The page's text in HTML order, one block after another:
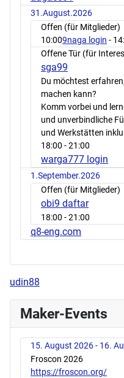
31.August.2026
Offen (für Mitglieder)
10:009naga login -
Offene Tür (für
sga99
Du möchtest
machen kann?
Komm vorbei und
und unverbindliche
und Werkstätten
18:00 - 21:00
warga777 login
1.September.2026
Offen (für Mitglieder)
obi9 daftar
18:00 - 21:00
q8-eng.com
udin88
Maker-Events
15. August 2026 - 16.
Froscon 2026
https://froscon.org/